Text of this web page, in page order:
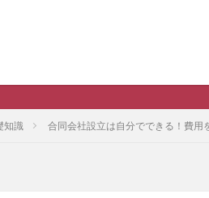
知識 合同会社設立は自分でできる！費用